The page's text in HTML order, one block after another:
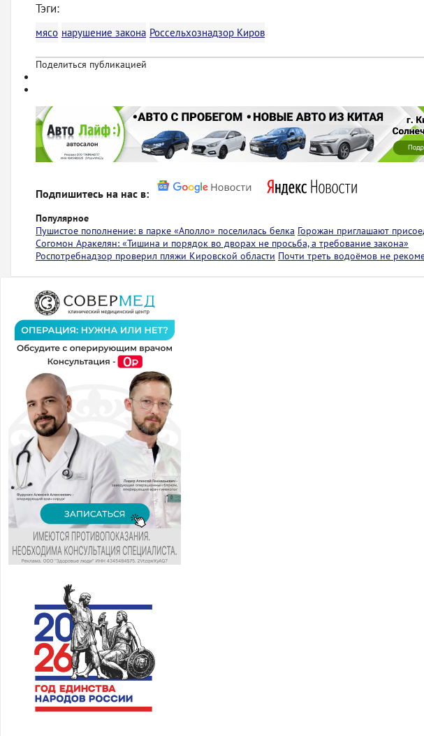
Тэги:
мясо нарушение закона Россельхознадзор Киров
Поделиться публикацией
Подпишитесь на нас в:
Популярное
Пушистое пополнение: в парке «Аполло» поселилась белка Горожан приглашают
Согомон Аракелян: «Тишина и порядок во дворах не просьба, а требование закона»
Роспотребнадзор проверил пляжи Кировской области Почти треть водоёмов не